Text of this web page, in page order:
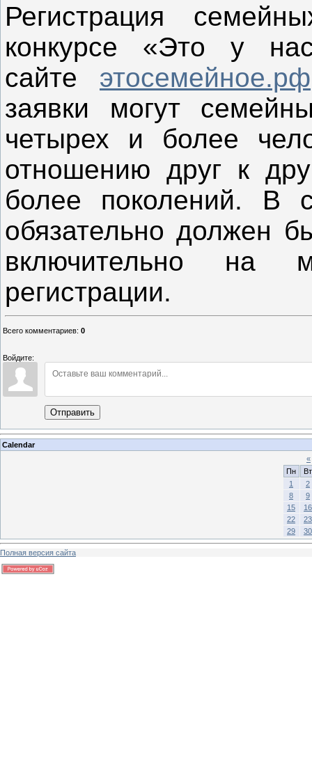
Регистрация
конкурсе «Это у
сайте этосемейное.рф
заявки могут
четырех и более
отношению друг к
более поколений. В
обязательно должен
включительно на
регистрации.
Всего комментариев: 0
Войдите:
Отправить
Calendar
«
Пн
Вт
1
2
8
9
15
16
22
23
29
30
Полная версия сайта